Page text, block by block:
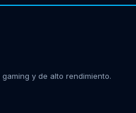
y de alto rendimiento.